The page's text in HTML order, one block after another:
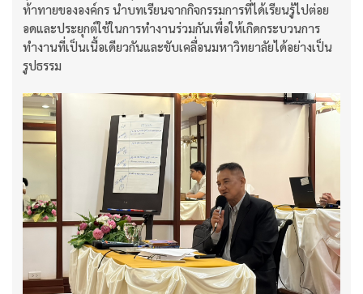
ท้าทายขององค์กร นำบทเรียนจากกิจกรรมการที่ได้เรียนรู้ไปต่อย
อดและประยุกต์ใช้ในการทำงานร่วมกันเพื่อให้เกิดกระบวนการ
ทำงานที่เป็นเนื้อเดียวกันและขับเคลื่อนมหาวิทยาลัยได้อย่างเป็น
รูปธรรม